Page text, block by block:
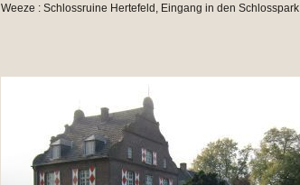
Weeze : Schlossruine Hertefeld, Eingang in den Schlosspark